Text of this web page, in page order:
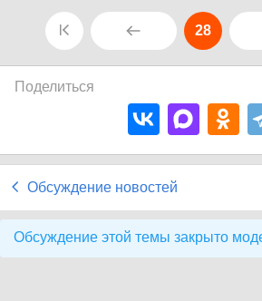
28
Поделиться
Обсуждение новостей
Обсуждение этой темы закрыто